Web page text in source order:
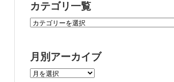
カテゴリ一覧
月別アーカイブ